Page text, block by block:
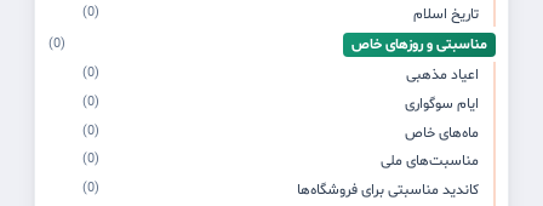
تاریخ اسلام (0)
مناسبتی و روزهای خاص (0)
اعیاد مذهبی (0)
ایام سوگواری (0)
ماه‌های خاص (0)
مناسبت‌های ملی (0)
کاندید مناسبتی برای فروشگاه‌ها (0)